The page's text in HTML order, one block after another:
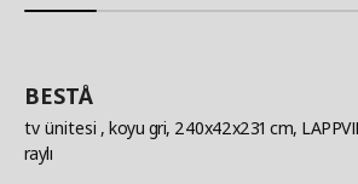
BESTÅ
tv ünitesi , koyu gri, 240x42x231 cm,
raylı